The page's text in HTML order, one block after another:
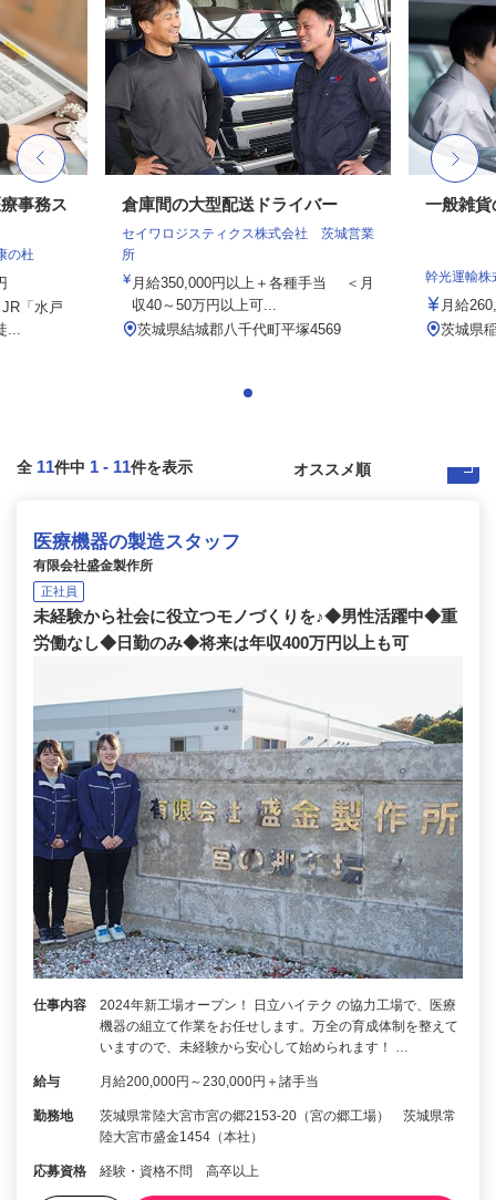
事務ス
の杜
「水戸
倉庫間の大型配送ドライバー
セイワロジスティクス株式会社 茨城営業
所
月給350,000円以上＋各種手当 ＜月
収40～50万円以上可...
茨城県結城郡八千代町平塚4569
一般雑
幹光運輸株
月給
茨城県
全 11件中 1 - 11件を表示
医療機器の製造スタッフ
有限会社盛金製作所
正社員
未経験から社会に役立つモノづくりを♪◆男性活躍中◆重
労働なし◆日勤のみ◆将来は年収400万円以上も可
仕事内容
2024年新工場オープン！ 日立ハイテク の協力工場で、医療
機器の組立て作業をお任せします。万全の育成体制を整えて
いますので、未経験から安心して始められます！ …
給与 月給200,000円～230,000円＋諸手当
勤務地
茨城県常陸大宮市宮の郷2153-20（宮の郷工場） 茨城県常
陸大宮市盛金1454（本社）
応募資格 経験・資格不問 高卒以上